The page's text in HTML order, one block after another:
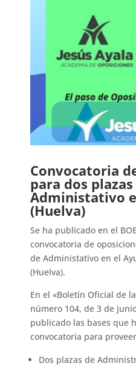
Convocatoria
para dos
Administativo
(Huelva)
Se ha publicado en el
convocatoria de
de Administativo en el
(Huelva).
En el «Boletín Oficial de
número 104, de 3 de
publicado las bases que
convocatoria para
Dos plazas de